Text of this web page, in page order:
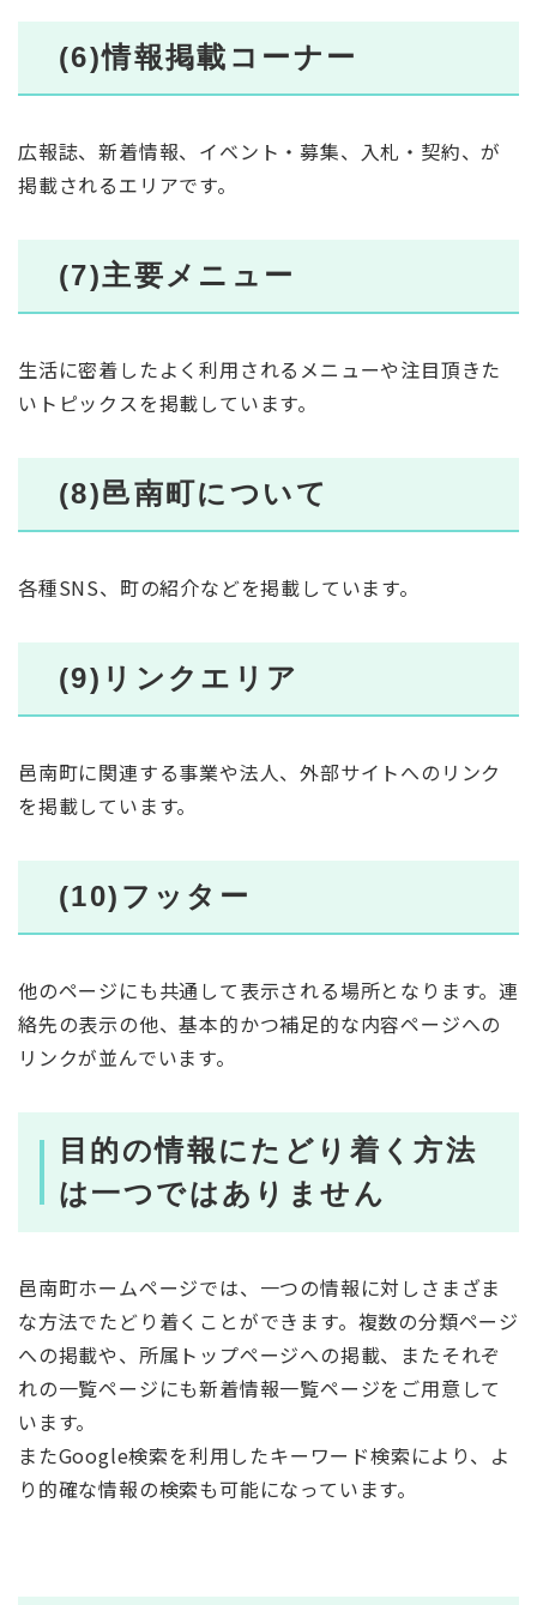
(6)情報掲載コーナー
広報誌、新着情報、イベント・募集、入札・契約、が
掲載されるエリアです。
(7)主要メニュー
生活に密着したよく利用されるメニューや注目頂きた
いトピックスを掲載しています。
(8)邑南町について
各種SNS、町の紹介などを掲載しています。
(9)リンクエリア
邑南町に関連する事業や法人、外部サイトへのリンク
を掲載しています。
(10)フッター
他のページにも共通して表示される場所となります。連
絡先の表示の他、基本的かつ補足的な内容ページへの
リンクが並んでいます。
目的の情報にたどり着く方法
は一つではありません
邑南町ホームページでは、一つの情報に対しさまざま
な方法でたどり着くことができます。複数の分類ページ
への掲載や、所属トップページへの掲載、またそれぞ
れの一覧ページにも新着情報一覧ページをご用意して
います。
またGoogle検索を利用したキーワード検索により、よ
り的確な情報の検索も可能になっています。